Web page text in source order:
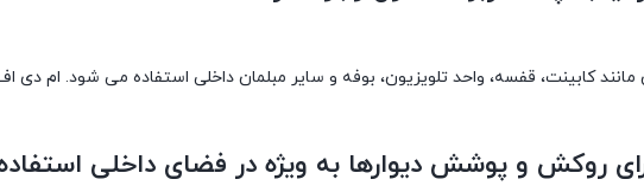
روکش و پوشش دیوارها به ویژه در فضای داخلی